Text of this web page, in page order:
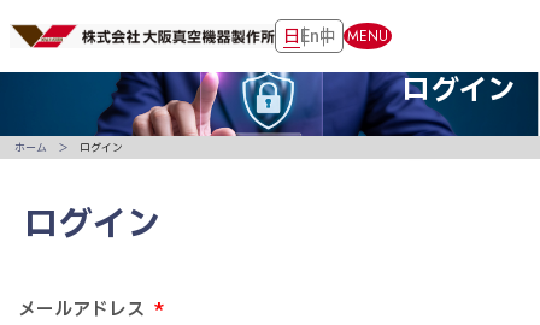
日En中 MENU
ログイン
ログイン
メールアドレス *
ホーム ログイン